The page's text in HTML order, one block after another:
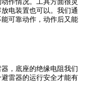
作情况。工具方面很灵
电装置也可以。我们通
可靠动作，动作后又能
，底座的绝缘电阻我们
雷器的运行安全才能有